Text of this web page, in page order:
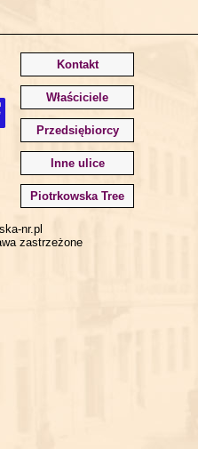
Kontakt
Właściciele
Przedsiębiorcy
Inne ulice
Piotrkowska Tree
nr.pl
zastrzeżone